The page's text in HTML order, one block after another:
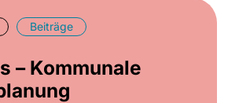
Beiträge
– Kommunale